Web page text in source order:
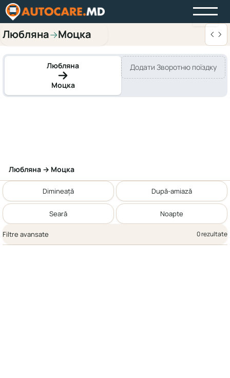
Любляна→Моцка
Любляна
Моцка
Додати Зворотню поїздку
Любляна → Моцка
Dimineață După-amiază
Seară Noapte
Filtre avansate 0 rezultate